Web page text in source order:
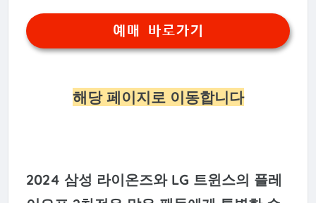
예매 바로가기
해당 페이지로 이동합니다
2024 삼성 라이온즈와 LG 트윈스의 플레